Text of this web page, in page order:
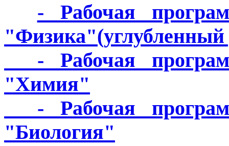
- Рабочая
"Физика"(углубленный
- Рабочая
"Химия"
- Рабочая
"Биология"